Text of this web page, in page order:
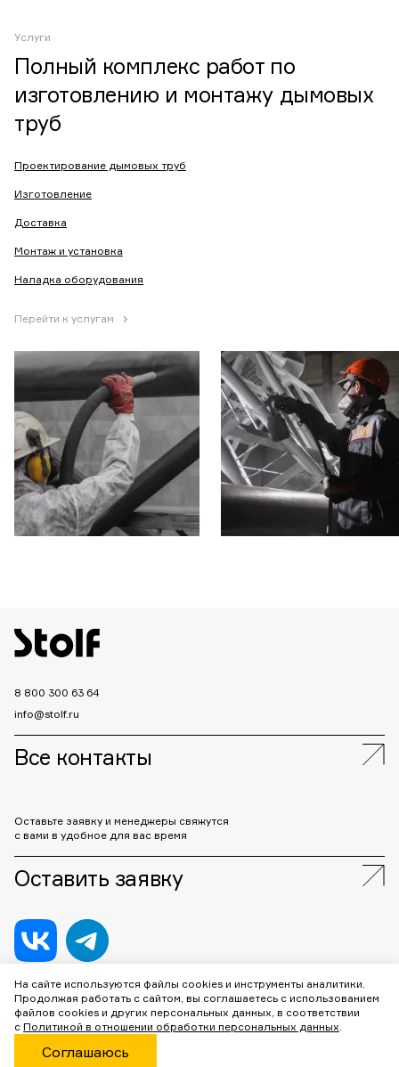
Услуги
Полный комплекс работ по
изготовлению и монтажу дымовых
труб
Проектирование дымовых труб
Изготовление
Доставка
Монтаж и установка
Наладка оборудования
Перейти к услугам
8 800 300 63 64
info@stolf.ru
Все контакты
Оставьте заявку и менеджеры свяжутся
с вами в удобное для вас время
Оставить заявку
ООО «Штольф» 2026
г. Москва, Каширское шоссе, дом 3, корп.2, стр. 2, помещение 1, 6
этаж, офис 651/8/WP
Сайт сделан вProminado
На сайте используются файлы cookies и инструменты аналитики.
Продолжая работать с сайтом, вы соглашаетесь с использованием
файлов cookies и других персональных данных, в соответствии
с Политикой в отношении обработки персональных данных.
Соглашаюсь